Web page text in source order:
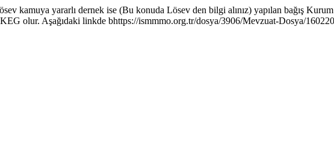
kamuya yararlı dernek ise (Bu konuda Lösev den bilgi alınız) yapılan bağış
olur. Aşağıdaki linkde bhttps://ismmmo.org.tr/dosya/3906/Mevzuat-Dosya/